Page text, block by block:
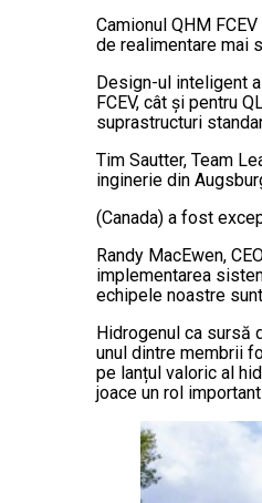
Camionul QHM
de realimentare mai
Design-ul inteligent
FCEV, cât și pentru
suprastructuri
Tim Sautter, Team
inginerie din
(Canada) a fost
Randy MacEwen,
implementarea
echipele noastre
Hidrogenul ca sursă
unul dintre membrii
pe lanțul valoric al
joace un rol